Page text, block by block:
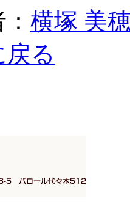
横塚 美
る